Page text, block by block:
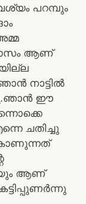
പറമ്പും
ആണ്
നാട്ടിൽ
ഈ
ചതിച്ചു
ആണ്